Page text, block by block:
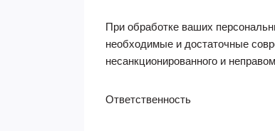
При обработке ваших
необходимые и достаточные
несанкционированного и
Ответственность